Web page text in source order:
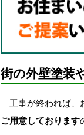
街の外壁塗装
工事が終われば、
ご用意しております